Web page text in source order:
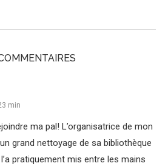
min
ma pal! L’organisatrice de mon
grand nettoyage de sa bibliothèque
pratiquement mis entre les mains